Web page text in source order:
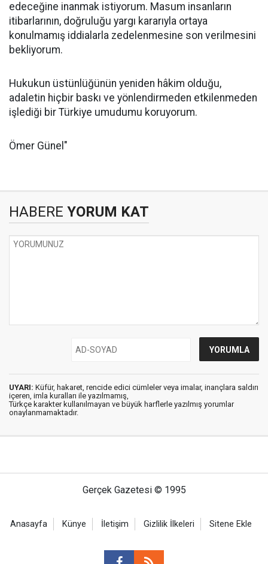
edeceğine inanmak istiyorum. Masum insanların
itibarlarının, doğruluğu yargı kararıyla ortaya
konulmamış iddialarla zedelenmesine son verilmesini
bekliyorum.
Hukukun üstünlüğünün yeniden hâkim olduğu,
adaletin hiçbir baskı ve yönlendirmeden etkilenmeden
işlediği bir Türkiye umudumu koruyorum.
Ömer Günel"
HABERE YORUM KAT
UYARI: Küfür, hakaret, rencide edici cümleler veya imalar, inançlara saldırı
içeren, imla kuralları ile yazılmamış,
Türkçe karakter kullanılmayan ve büyük harflerle yazılmış yorumlar
onaylanmamaktadır.
Gerçek Gazetesi © 1995
Anasayfa Künye İletişim Gizlilik İlkeleri Sitene Ekle